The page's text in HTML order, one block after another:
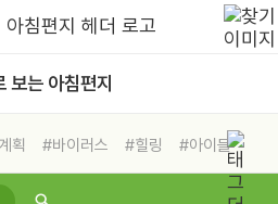
보는 아침편지
획 #바이러스 #힐링
#아이들